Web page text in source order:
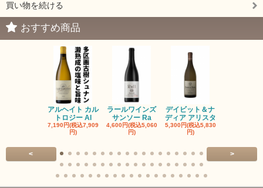
買い物を続ける
おすすめ商品
アルヘイト カル
トロジー Al
7,190円(税込7,909
円)
ラールワインズ
サンソー Ra
4,600円(税込5,060
円)
デイビット＆ナ
ディア アリスタ
5,300円(税込5,830
円)
< >